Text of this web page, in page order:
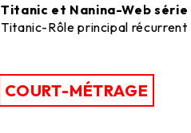
Titanic et Nanina-Web série
Titanic-Rôle principal récurrent
COURT-MÉTRAGE